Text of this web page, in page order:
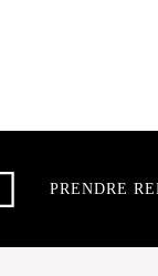
PRENDRE